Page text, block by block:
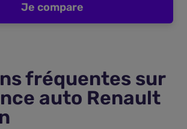
Je compare
fréquentes sur
auto Renault